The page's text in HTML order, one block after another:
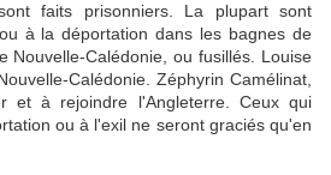
faits prisonniers. La plupart sont
à la déportation dans les bagnes de
Nouvelle-Calédonie, ou fusillés. Louise
Calédonie. Zéphyrin Camélinat,
et à rejoindre l'Angleterre. Ceux qui
ou à l'exil ne seront graciés qu'en